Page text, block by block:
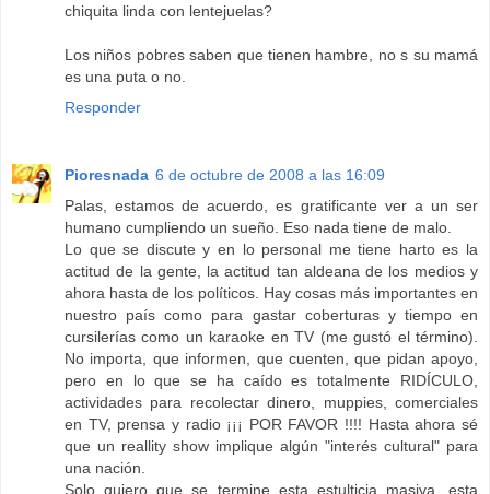
chiquita linda con lentejuelas?
Los niños pobres saben que tienen hambre, no s su mamá
es una puta o no.
Responder
Pioresnada 6 de octubre de 2008 a las 16:09
Palas, estamos de acuerdo, es gratificante ver a un ser
humano cumpliendo un sueño. Eso nada tiene de malo.
Lo que se discute y en lo personal me tiene harto es la
actitud de la gente, la actitud tan aldeana de los medios y
ahora hasta de los políticos. Hay cosas más importantes en
nuestro país como para gastar coberturas y tiempo en
cursilerías como un karaoke en TV (me gustó el término).
No importa, que informen, que cuenten, que pidan apoyo,
pero en lo que se ha caído es totalmente RIDÍCULO,
actividades para recolectar dinero, muppies, comerciales
en TV, prensa y radio ¡¡¡ POR FAVOR !!!! Hasta ahora sé
que un reallity show implique algún "interés cultural" para
una nación.
Solo quiero que se termine esta estulticia masiva, esta